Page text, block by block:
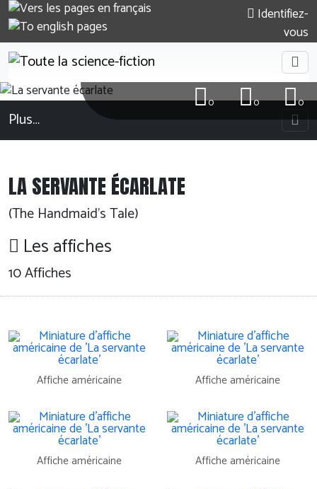
Identifiez-
vous
0
0
0
Plus…
LA SERVANTE ÉCARLATE
(The Handmaid's Tale)
Les affiches
10 Affiches
Affiche américaine Affiche américaine
Affiche américaine Affiche américaine